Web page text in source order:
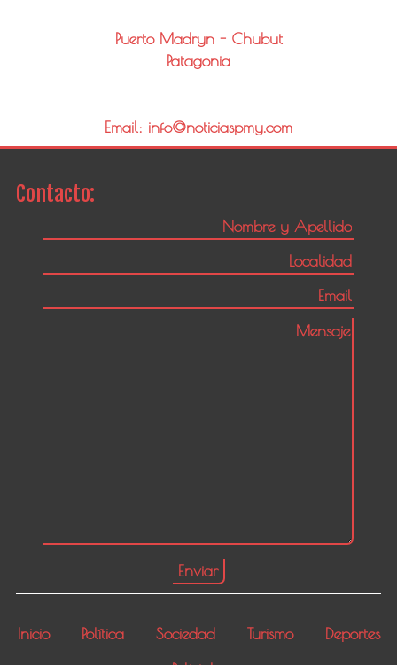
Puerto Madryn - Chubut
Patagonia
Email: info@noticiaspmy.com
Contacto:
Inicio Política Sociedad Turismo
Deportes